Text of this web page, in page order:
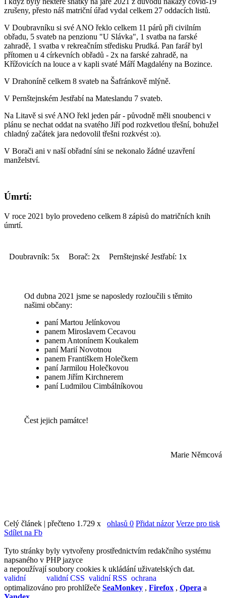
zrušeny, přesto náš matriční úřad vydal celkem 27 oddacích listů.
V Doubravníku si své ANO řeklo celkem 11 párů při civilním
obřadu, 5 svateb na penzionu "U Slávka", 1 svatba na farské
zahradě, 1 svatba v rekreačním středisku Prudká. Pan farář byl
přítomen u 4 církevních obřadů - 2x na farské zahradě, na
Křížovicích na louce a v kapli svaté Máří Magdalény na Bozince.
V Drahoníně celkem 8 svateb na Šafránkově mlýně.
V Pernštejnském Jestřabí na Mateslandu 7 svateb.
Na Litavě si své ANO řekl jeden pár - původně měli snoubenci v
plánu se nechat oddat na svatého Jiří pod rozkvetlou třešní, bohužel
chladný začátek jara nedovolil třešni rozkvést :o).
V Borači ani v naší obřadní síni se nekonalo žádné uzavření
manželství.
Úmrtí:
V roce 2021 bylo provedeno celkem 8 zápisů do matričních knih
úmrtí.
Doubravník: 5x Borač: 2x Pernštejnské Jestřabí: 1x
Od dubna 2021 jsme se naposledy rozloučili s těmito
našimi občany:
paní Martou Jelínkovou
panem Miroslavem Cecavou
panem Antonínem Koukalem
paní Marií Novotnou
panem Františkem Holečkem
paní Jarmilou Holečkovou
panem Jiřím Kirchnerem
paní Ludmilou Cimbálníkovou
Čest jejich památce!
Marie Němcová
Celý článek | přečteno 1.729 x ohlasů 0 Přidat názor Verze pro tisk
Sdílet na Fb
Tyto stránky byly vytvořeny prostřednictvím redakčního systému
napsaného v PHP jazyce
a nepoužívají soubory cookies k ukládání uživatelských dat.
optimalizováno pro prohlížeče SeaMonkey , Firefox , Opera a